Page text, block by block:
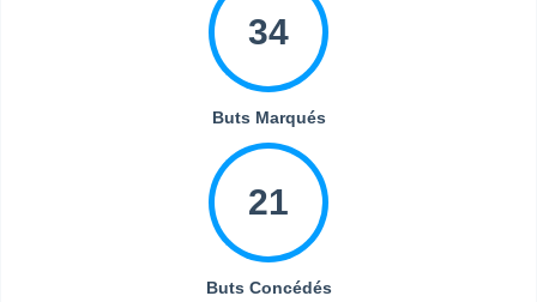
34
Buts Marqués
21
Buts Concédés